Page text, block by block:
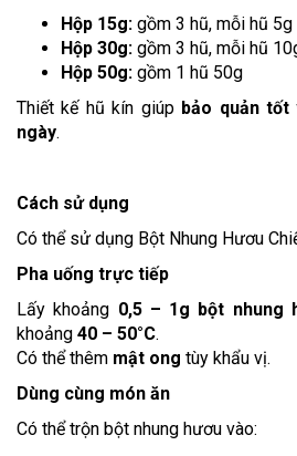
Hộp 15g: gồm 3 hũ, mỗi hũ 5g
Hộp 30g: gồm 3 hũ, mỗi hũ
Hộp 50g: gồm 1 hũ 50g
Thiết kế hũ kín giúp bảo quản tốt
ngày.
Cách sử dụng
Có thể sử dụng Bột Nhung Hươu
Pha uống trực tiếp
Lấy khoảng 0,5 – 1g bột nhung
khoảng 40 – 50°C.
Có thể thêm mật ong tùy khẩu vị.
Dùng cùng món ăn
Có thể trộn bột nhung hươu vào: